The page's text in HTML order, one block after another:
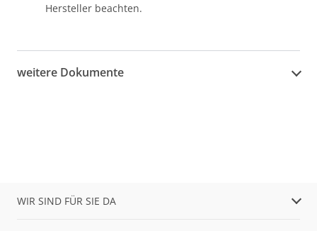
Hersteller beachten.
weitere Dokumente
WIR SIND FÜR SIE DA